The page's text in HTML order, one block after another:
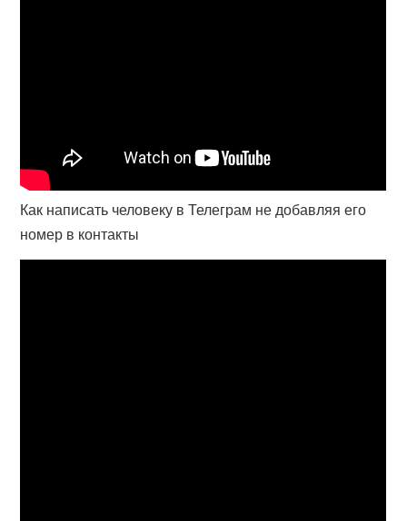
Как написать человеку в Телеграм не добавляя его
номер в контакты